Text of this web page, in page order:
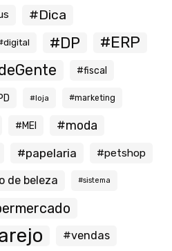
#Dica
#DP #ERP
#fiscal
#loja #marketing
#MEI #moda
#papelaria #petshop
de beleza #sistema
#vendas